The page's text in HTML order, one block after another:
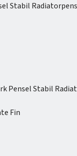
Stabil
Pensel Stabil
Fin